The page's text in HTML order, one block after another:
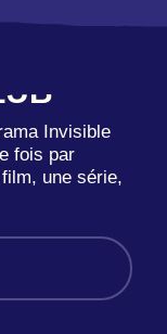
Invisible
fois par
une série,